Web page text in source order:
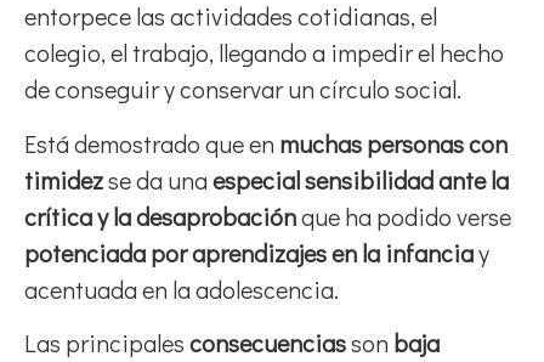
entorpece las actividades cotidianas, el
colegio, el trabajo, llegando a impedir el hecho
de conseguir y conservar un círculo social.
Está demostrado que en muchas personas con
timidezse da unaespecial sensibilidad ante la
crítica y la desaprobaciónque ha podido verse
potenciada por aprendizajes en la infanciay
acentuada en la adolescencia.
Las principalesconsecuenciasson baja